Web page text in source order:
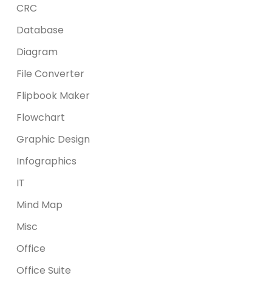
CRC
Database
Diagram
File Converter
Flipbook Maker
Flowchart
Graphic Design
Infographics
IT
Mind Map
Misc
Office
Office Suite